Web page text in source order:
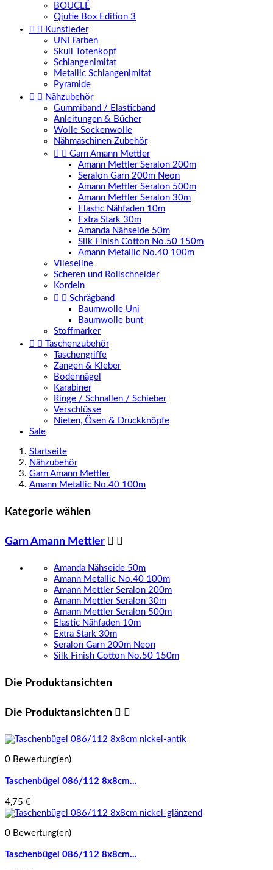
BOUCLÉ
Qjutie Box Edition 3
  Kunstleder
UNI Farben
Skull Totenkopf
Schlangenimitat
Metallic Schlangenimitat
Pyramide
  Nähzubehör
Gummiband / Elasticband
Anleitungen & Bücher
Wolle Sockenwolle
Nähmaschinen Zubehör
  Garn Amann Mettler
Amann Mettler Seralon 200m
Seralon Garn 200m Neon
Amann Mettler Seralon 500m
Amann Mettler Seralon 30m
Elastic Nähfaden 10m
Extra Stark 30m
Amanda Nähseide 50m
Silk Finish Cotton No.50 150m
Amann Metallic No.40 100m
Vlieseline
Scheren und Rollschneider
Kordeln
  Schrägband
Baumwolle Uni
Baumwolle bunt
Stoffmarker
 
Taschenzubehör
Taschengriffe
Zangen & Kleber
Bodennägel
Karabiner
Ringe / Schnallen / Schieber
Verschlüsse
Nieten, Ösen & Druckknöpfe
Sale
Startseite
Nähzubehör
Garn Amann Mettler
Amann Metallic No.40 100m
Kategorie wählen
Garn Amann Mettler  
Amanda Nähseide 50m
Amann Metallic No.40 100m
Amann Mettler Seralon 200m
Amann Mettler Seralon 30m
Amann Mettler Seralon 500m
Elastic Nähfaden 10m
Extra Stark 30m
Seralon Garn 200m Neon
Silk Finish Cotton No.50 150m
Die Produktansichten
Die Produktansichten  
0 Bewertung(en)
Taschenbügel 086/112 8x8cm...
4,75 €
0 Bewertung(en)
Taschenbügel 086/112 8x8cm...